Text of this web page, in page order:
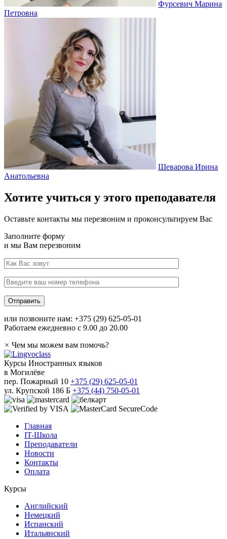
Фурсевич Марина
Петровна
Шеварова Ирина
Анатольевна
Хотите учиться у этого преподавателя
Оставьте контакты мы перезвоним и проконсультируем Вас
Заполните форму
и мы Вам перезвоним
или позвоните нам: +375 (29) 625-05-01
Работаем ежедневно с 9.00 до 20.00
× Чем мы можем вам помочь?
Курсы Иностранных языков
в Могилёве
пер. Пожарный 10 +375 (29) 625-05-01
ул. Крупской 186 Б +375 (44) 750-05-01
Главная
IT-Школа
Преподаватели
Новости
Контакты
Оплата
Курсы
Английский
Немецкий
Испанский
Итальянский